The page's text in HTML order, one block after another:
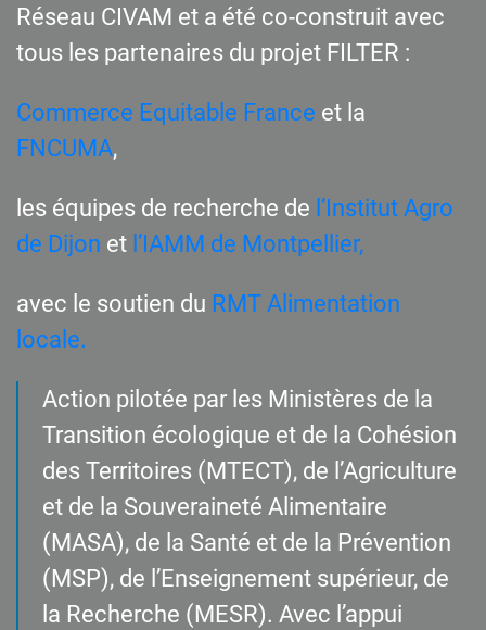
Réseau CIVAM et a été co-construit avec
tous les partenaires du projet FILTER :
Commerce Equitable France et la
FNCUMA,
les équipes de recherche de l’Institut Agro
de Dijon et l’IAMM de Montpellier,
avec le soutien du RMT Alimentation
locale.
Action pilotée par les Ministères de la
Transition écologique et de la Cohésion
des Territoires (MTECT), de l’Agriculture
et de la Souveraineté Alimentaire
(MASA), de la Santé et de la Prévention
(MSP), de l’Enseignement supérieur, de
la Recherche (MESR). Avec l’appui